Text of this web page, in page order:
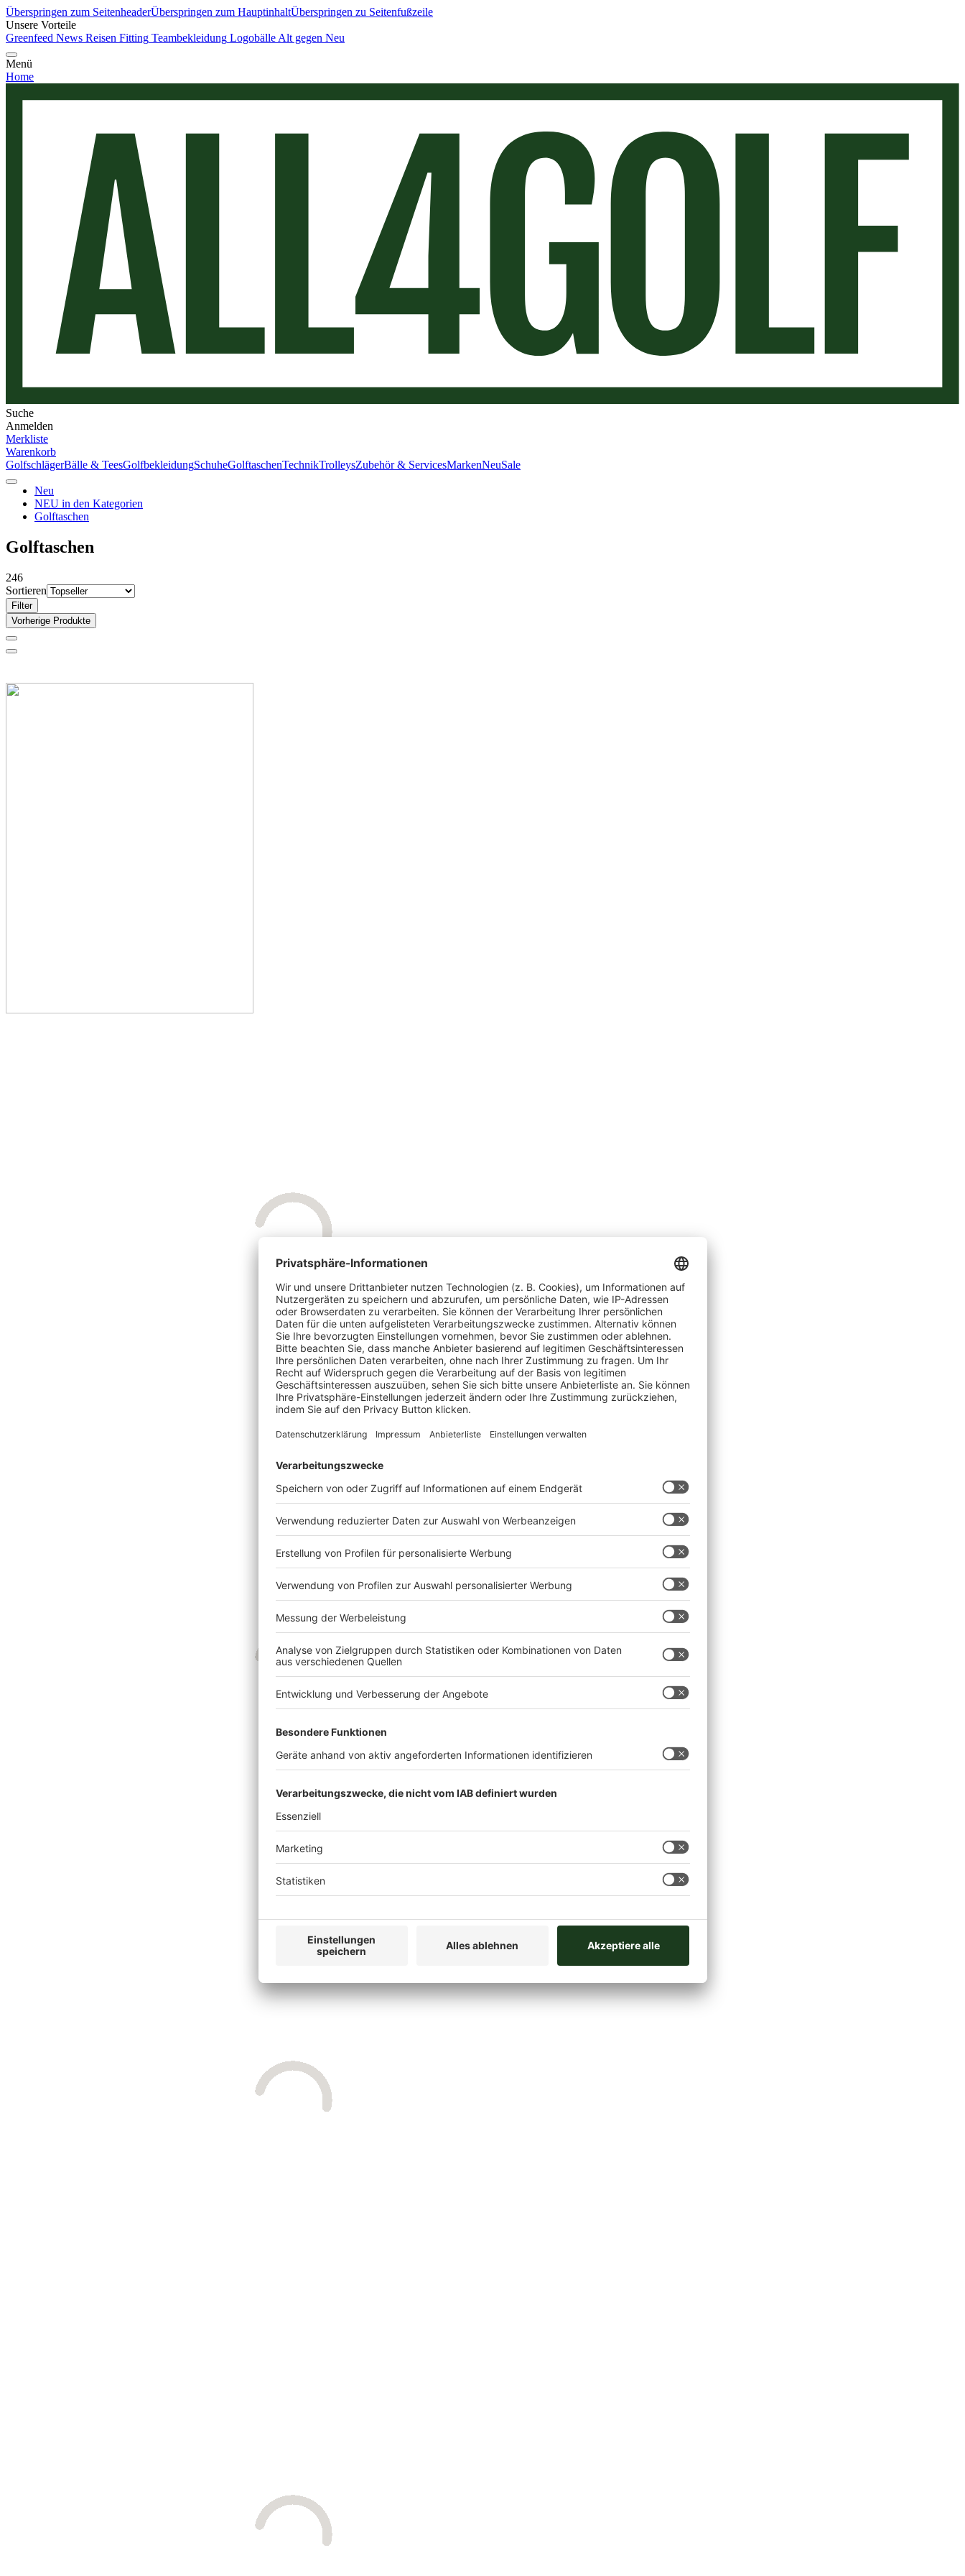
Überspringen zum SeitenheaderÜberspringen zum HauptinhaltÜberspringen zu Seitenfußzeile
Unsere Vorteile
Greenfeed News Reisen Fitting Teambekleidung Logobälle Alt gegen Neu
Menü
Home
Suche
Anmelden
Merkliste
Warenkorb
GolfschlägerBälle & TeesGolfbekleidungSchuheGolftaschenTechnikTrolleysZubehör & ServicesMarkenNeuSale
Neu
NEU in den Kategorien
Golftaschen
Golftaschen
246
Sortieren
Filter
Vorherige Produkte